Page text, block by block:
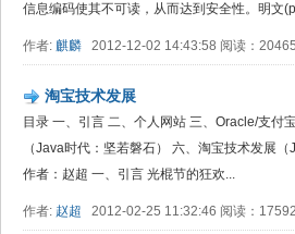
信息编码使其不可读，从而达到安全性。明文
作者: 麒麟 2012-12-02 14:43:58 阅读：
淘宝技术发展
目录 一、引言 二、个人网站 三、Oracle/支付
（Java时代：坚若磐石） 六、淘宝技术发展
作者：赵超 一、引言 光棍节的狂欢...
作者: 赵超 2012-02-25 11:32:46 阅读：